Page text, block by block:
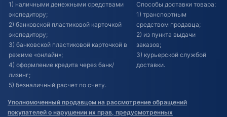
1) наличными денежными средствами
экспедитору;
2) банковской пластиковой карточкой
экспедитору;
3) банковской пластиковой карточкой в
режиме «онлайн»;
4) оформление кредита через банк/
лизинг;
5) безналичный расчет по счету.
Способы доставки товара:
1) транспортным
средством продавца;
2) из пункта выдачи
заказов;
3) курьерской службой
доставки.
Уполномоченный продавцом на рассмотрение обращений
покупателей о нарушении их прав, предусмотренных